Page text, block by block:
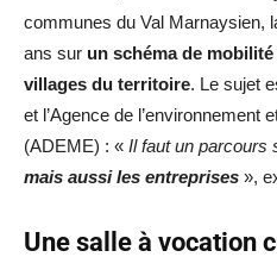
communes du Val Marnaysien,
ans sur un schéma de
villages du territoire. Le sujet
et l’Agence de l’environnement
(ADEME) : « Il faut un parcours
mais aussi les entreprises »,
Une salle à vocation